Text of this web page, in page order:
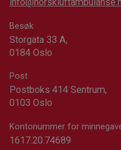
Besøk
Storgata 33 A,
0184 Oslo
Post
Postboks 414 Sentrum,
0103 Oslo
Kontonummer for
1617.20.74689